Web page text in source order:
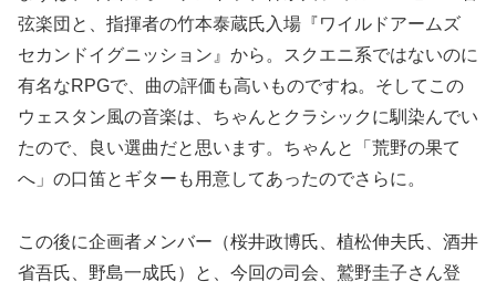
弦楽団と、指揮者の竹本泰蔵氏入場『ワイルドアームズ
セカンドイグニッション』から。スクエニ系ではないのに
有名なRPGで、曲の評価も高いものですね。そしてこの
ウェスタン風の音楽は、ちゃんとクラシックに馴染んでい
たので、良い選曲だと思います。ちゃんと「荒野の果て
へ」の口笛とギターも用意してあったのでさらに。
この後に企画者メンバー（桜井政博氏、植松伸夫氏、酒井
省吾氏、野島一成氏）と、今回の司会、鷲野圭子さん登